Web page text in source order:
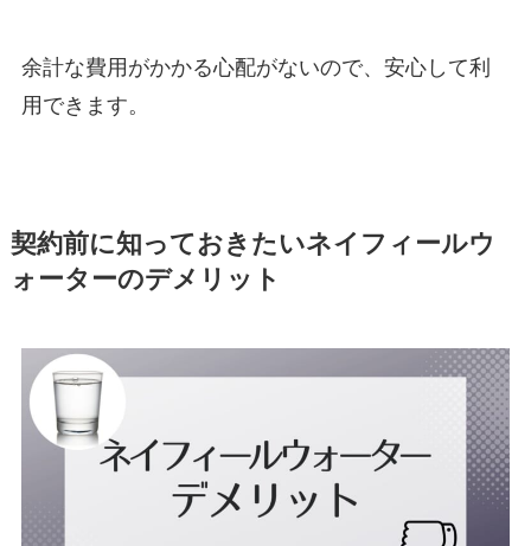
余計な費用がかかる心配がないので、安心して利
用できます。
契約前に知っておきたいネイフィールウ
ォーターのデメリット